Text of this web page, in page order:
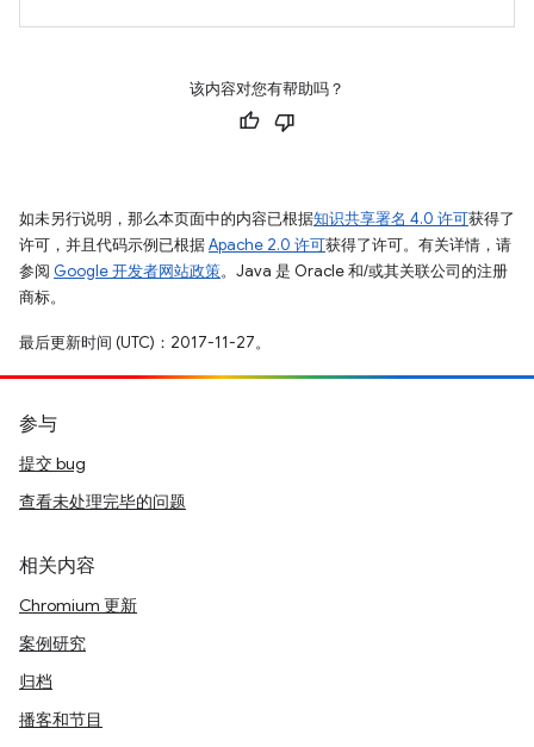
该内容对您有帮助吗？
如未另行说明，那么本页面中的内容已根据知识共享署名 4.0 许可获得了
许可，并且代码示例已根据Apache 2.0 许可获得了许可。有关详情，请
参阅 Google 开发者网站政策。Java 是 Oracle 和/或其关联公司的注册
商标。
最后更新时间 (UTC)：2017-11-27。
参与
提交 bug
查看未处理完毕的问题
相关内容
Chromium 更新
案例研究
归档
播客和节目